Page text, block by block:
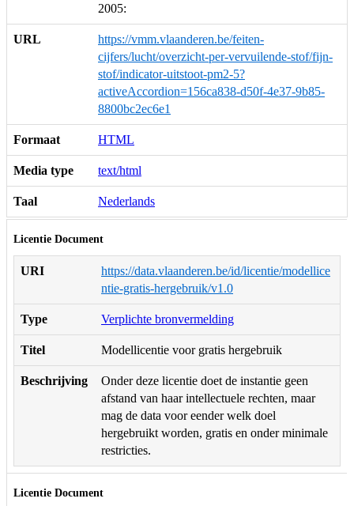
2005:
URL
https://vmm.vlaanderen.be/feiten-
cijfers/lucht/overzicht-per-vervuilende-stof/fijn-
stof/indicator-uitstoot-pm2-5?
activeAccordion=156ca838-d50f-4e37-9b85-
8800bc2ec6e1
Formaat HTML
Media type text/html
Taal Nederlands
Licentie Document
URI
https://data.vlaanderen.be/id/licentie/modellice
ntie-gratis-hergebruik/v1.0
Type Verplichte bronvermelding
Titel Modellicentie voor gratis hergebruik
Beschrijving
Onder deze licentie doet de instantie geen
afstand van haar intellectuele rechten, maar
mag de data voor eender welk doel
hergebruikt worden, gratis en onder minimale
restricties.
Licentie Document